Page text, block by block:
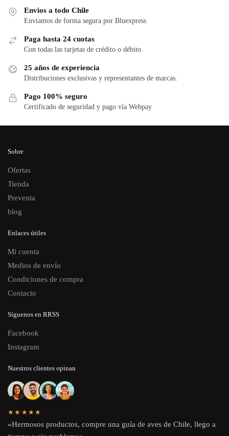
Envios a todo Chile
Enviamos de forma segura por Bluexpress
Paga hasta 24 cuotas
Con todas las tarjetas de crédito o débito.
25 años de experiencia
Distribuciones exclusivas y representantes de marcas.
Pago 100% seguro
Certificado de seguridad y pago vía Webpay
Sobre
Ofertas
Tienda
Preventa
blog
Enlaces útiles
Mi cuenta
Medios de envío
Condiciones de compra
Contacto
Síguenos en RRSS
Facebook
Instagram
Nuestros clientes opinan
★★★★★
«Hermosos productos, compre una guía de aves de Chile, llego a